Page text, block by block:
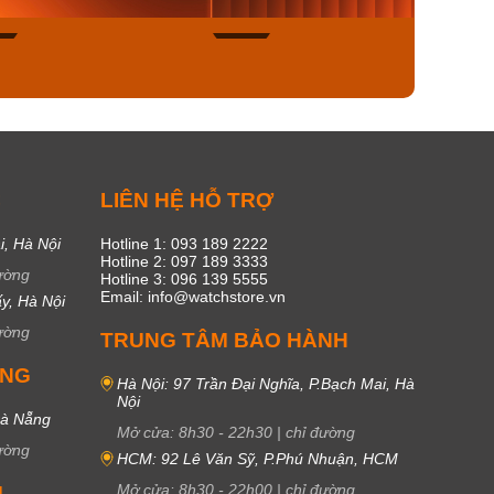
Hà Nội
Hà Nội
Nẵng
LIÊN HỆ HỖ TRỢ
Hotline 1: 093 189 2222
Hotline 2: 097 189 3333
Hotline 3: 096 139 5555
Email: info@watchstore.vn
TRUNG TÂM BẢO HÀNH
Hà Nội: 97 Trần Đại Nghĩa, P.Bạch Mai, Hà
Nội
Mở cửa: 8h30 - 22h30 | chỉ đường
HCM: 92 Lê Văn Sỹ, P.Phú Nhuận, HCM
Mở cửa: 8h30 - 22h00 | chỉ đường